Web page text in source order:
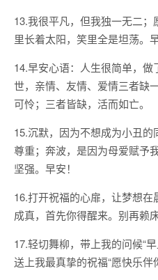
13.我很平凡，但我独一无二
里长着太阳，笑里全是坦荡。早
14.早安心语：人生很简单，
世，亲情、友情、爱情三者缺
可怜；三者皆缺，活而如亡。
15.沉默，因为不想成为小丑
尊重；奔波，是因为母爱赋予
坚强。早安！
16.打开祝福的心扉，让梦想
成真，首先你得醒来。别再赖
17.轻切舞柳，带上我的问候“
送上我最真挚的祝福“愿快乐伴